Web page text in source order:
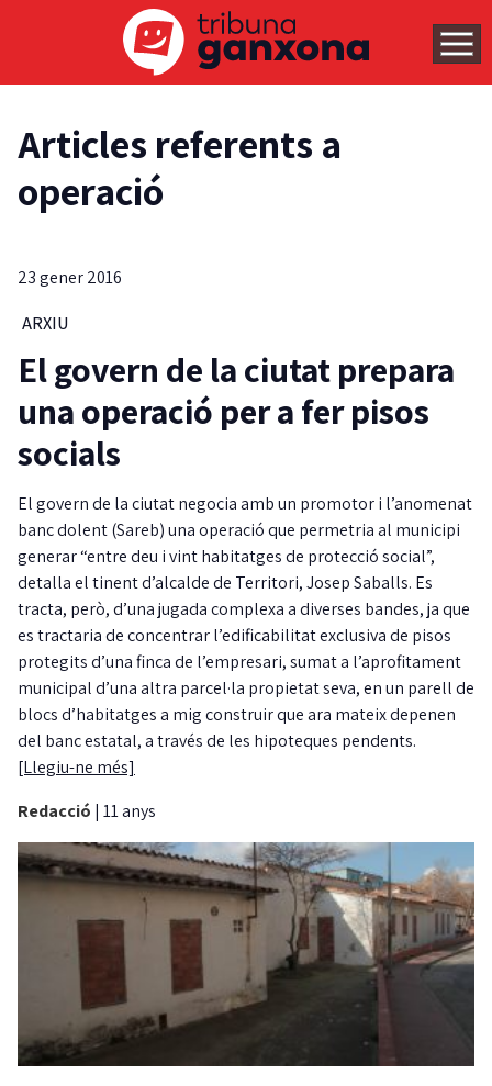
Articles referents a
operació
23 gener 2016
ARXIU
El govern de la ciutat prepara
una operació per a fer pisos
socials
El govern de la ciutat negocia amb un promotor i l’anomenat
banc dolent (Sareb) una operació que permetria al municipi
generar “entre deu i vint habitatges de protecció social”,
detalla el tinent d’alcalde de Territori, Josep Saballs. Es
tracta, però, d’una jugada complexa a diverses bandes, ja que
es tractaria de concentrar l’edificabilitat exclusiva de pisos
protegits d’una finca de l’empresari, sumat a l’aprofitament
municipal d’una altra parcel·la propietat seva, en un parell de
blocs d’habitatges a mig construir que ara mateix depenen
del banc estatal, a través de les hipoteques pendents.
[Llegiu-ne més]
Redacció | 11 anys